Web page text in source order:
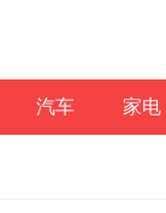
汽车 家电